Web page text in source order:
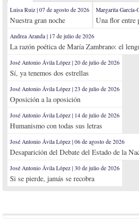
Luisa Ruiz | 07 de agosto de 2026
Nuestra gran noche
Margarita García-
Una flor entre
Andrea Aranda | 17 de julio de 2026
La razón poética de María Zambrano: el
José Antonio Ávila López | 20 de julio de 2026
Sí, ya tenemos dos estrellas
José Antonio Ávila López | 23 de julio de 2026
Oposición a la oposición
José Antonio Ávila López | 14 de julio de 2026
Humanismo con todas sus letras
José Antonio Ávila López | 06 de agosto de 2026
Desaparición del Debate del Estado de la
José Antonio Ávila López | 30 de julio de 2026
Si se pierde, jamás se recobra